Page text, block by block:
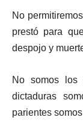
No
prestó para
despojo y
No somos los
dictaduras
parientes